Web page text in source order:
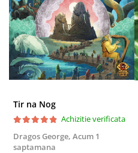
Puzzle 260 piese
Puzzle 4000 piese
Puzzle 500 piese
4D Cityscape Time Puzzle
Puzzle 12 piese
Educative
Puzzle 300 piese
Tir na Nog
Achizitie verificata
Dragos George, Acum 1
saptamana